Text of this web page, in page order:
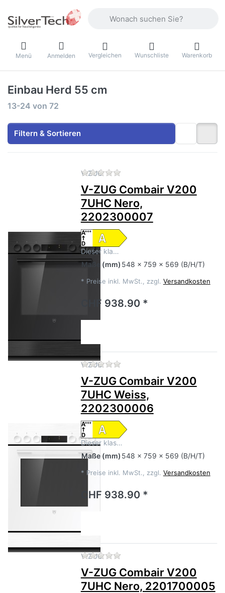
Menü Anmelden Vergleichen Wunschliste Warenkorb
Einbau Herd 55 cm
Suchergebnisse:
13-24 von 72
Filtern & Sortieren
V-ZUG Zu diesem Produkt liegen
V-ZUG Combair V200
7UHC Nero,
2202300007
Dieser kla…
Maße (mm) 548 x 759 x 569 (B/H/T)
* Preise inkl. MwSt., zzgl. Versandkosten
CHF 938.90 *
V-ZUG Zu diesem Produkt liegen
V-ZUG Combair V200
7UHC Weiss,
2202300006
Dieser klas…
Maße (mm) 548 x 759 x 569 (B/H/T)
* Preise inkl. MwSt., zzgl. Versandkosten
CHF 938.90 *
V-ZUG Zu diesem Produkt liegen
V-ZUG Combair V200
7UHC Nero, 2201700005